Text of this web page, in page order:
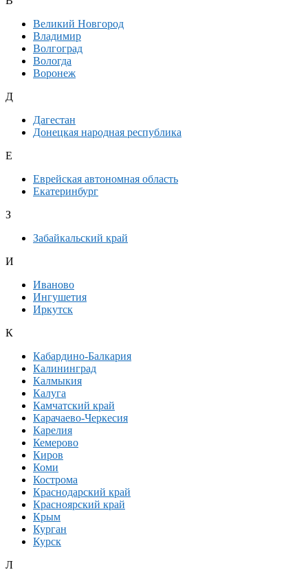
Великий Новгород
Владимир
Волгоград
Вологда
Воронеж
Д
Дагестан
Донецкая народная республика
Е
Еврейская автономная область
Екатеринбург
З
Забайкальский край
И
Иваново
Ингушетия
Иркутск
К
Кабардино-Балкария
Калининград
Калмыкия
Калуга
Камчатский край
Карачаево-Черкесия
Карелия
Кемерово
Киров
Коми
Кострома
Краснодарский край
Красноярский край
Крым
Курган
Курск
Л